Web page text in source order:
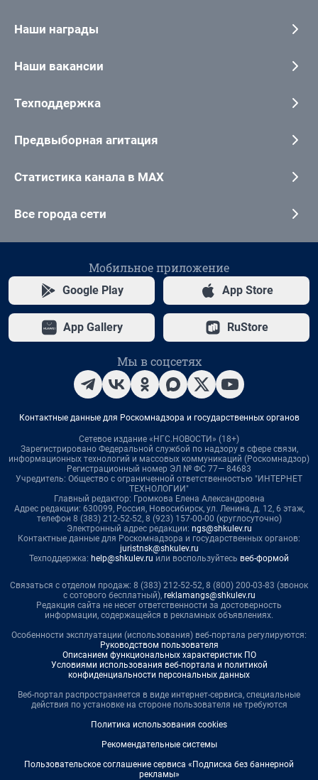
Наши награды
Наши вакансии
Техподдержка
Предвыборная агитация
Статистика канала в MAX
Все города сети
Мобильное приложение
Google Play App Store
App Gallery RuStore
Мы в соцсетях
Контактные данные для Роскомнадзора и государственных органов
Сетевое издание «НГС.НОВОСТИ» (18+)
Зарегистрировано Федеральной службой по надзору в сфере связи,
информационных технологий и массовых коммуникаций (Роскомнадзор)
Регистрационный номер ЭЛ № ФС 77— 84683
Учредитель: Общество с ограниченной ответственностью "ИНТЕРНЕТ
ТЕХНОЛОГИИ"
Главный редактор: Громкова Елена Александровна
Адрес редакции: 630099, Россия, Новосибирск, ул. Ленина, д. 12, 6 этаж,
телефон 8 (383) 212-52-52, 8 (923) 157-00-00 (круглосуточно)
Электронный адрес редакции: ngs@shkulev.ru
Контактные данные для Роскомнадзора и государственных органов:
juristnsk@shkulev.ru
Техподдержка: help@shkulev.ru или воспользуйтесь веб-формой
Связаться с отделом продаж: 8 (383) 212-52-52, 8 (800) 200-03-83 (звонок
с сотового бесплатный), reklamangs@shkulev.ru
Редакция сайта не несет ответственности за достоверность
информации, содержащейся в рекламных объявлениях.
Особенности эксплуатации (использования) веб-портала регулируются:
Руководством пользователя
Описанием функциональных характеристик ПО
Условиями использования веб-портала и политикой
конфиденциальности персональных данных
Веб-портал распространяется в виде интернет-сервиса, специальные
действия по установке на стороне пользователя не требуются
Политика использования cookies
Рекомендательные системы
Пользовательское соглашение сервиса «Подписка без баннерной
рекламы»